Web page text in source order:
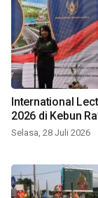
International
2026 di Kebun
Selasa, 28 Juli 2026